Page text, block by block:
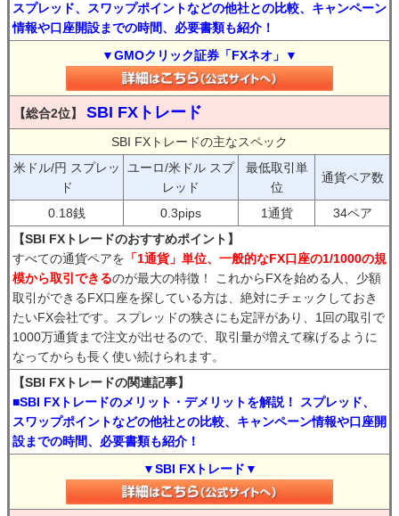
スプレッド、スワップポイントなどの他社との比較、キャンペーン
情報や口座開設までの時間、必要書類も紹介！
▼GMOクリック証券「FXネオ」▼
【総合2位】 SBI FXトレード
SBI FXトレードの主なスペック
米ドル/円 スプレッ
ド
ユーロ/米ドル スプ
レッド
最低取引単
位
通貨ペア数
0.18銭 0.3pips 1通貨
34ペア
【SBI FXトレードのおすすめポイント】
すべての通貨ペアを 「1通貨」単位、一般的なFX口座の1/1000の規
模から取引できるのが最大の特徴！ これからFXを始める人、少額
取引ができるFX口座を探している方は、絶対にチェックしておき
たいFX会社です。スプレッドの狭さにも定評があり、1回の取引で
1000万通貨まで注文が出せるので、取引量が増えて稼げるように
なってからも長く使い続けられます。
【SBI FXトレードの関連記事】
■SBI FXトレードのメリット・デメリットを解説！ スプレッド、
スワップポイントなどの他社との比較、キャンペーン情報や口座開
設までの時間、必要書類も紹介！
▼SBI FXトレード▼